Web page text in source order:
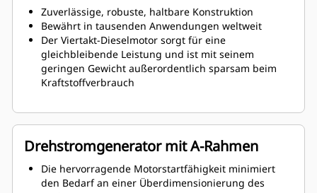
Zuverlässige, robuste, haltbare Konstruktion
Bewährt in tausenden Anwendungen weltweit
Der Viertakt-Dieselmotor sorgt für eine
gleichbleibende Leistung und ist mit seinem
geringen Gewicht außerordentlich sparsam beim
Kraftstoffverbrauch
Drehstromgenerator mit A-Rahmen
Die hervorragende Motorstartfähigkeit minimiert
den Bedarf an einer Überdimensionierung des